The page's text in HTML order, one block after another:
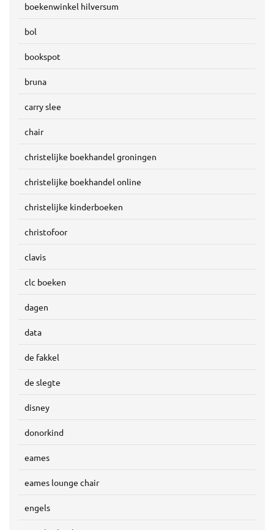
boekenwinkel hilversum
bol
bookspot
bruna
carry slee
chair
christelijke boekhandel groningen
christelijke boekhandel online
christelijke kinderboeken
christofoor
clavis
clc boeken
dagen
data
de fakkel
de slegte
disney
donorkind
eames
eames lounge chair
engels